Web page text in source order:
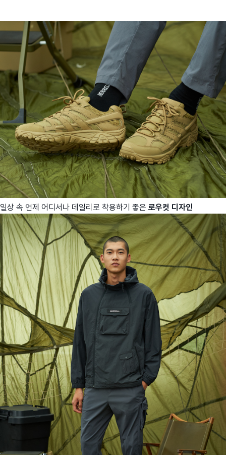
일상 속 언제 어디서나 데일리로 착용하기 좋은 로우컷 디자인